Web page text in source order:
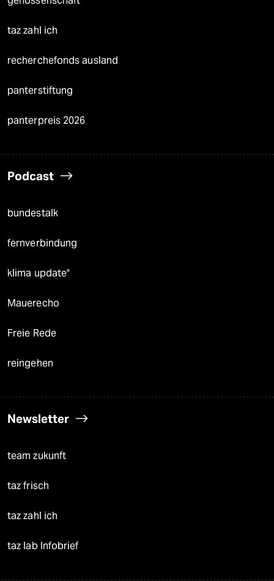
taz zahl ich
recherchefonds ausland
panterstiftung
panterpreis 2026
Podcast
bundestalk
fernverbindung
klima update°
Mauerecho
Freie Rede
reingehen
Newsletter
team zukunft
taz frisch
taz zahl ich
taz lab Infobrief